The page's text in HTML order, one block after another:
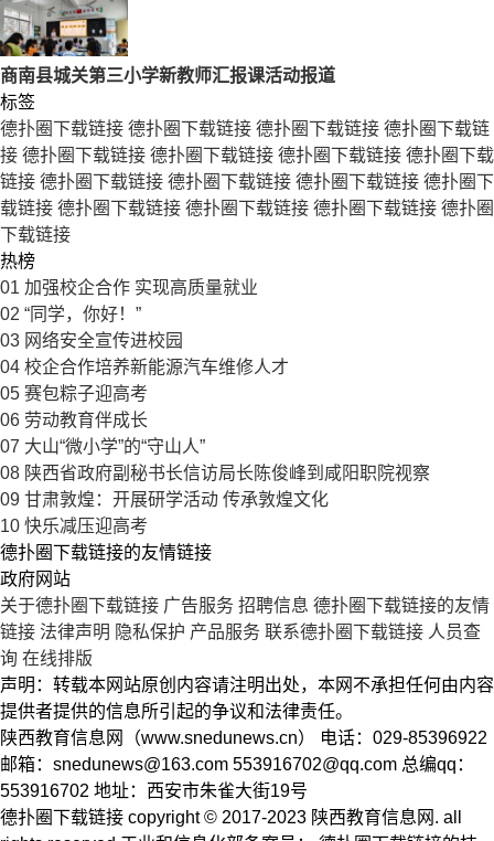
商南县城关第三小学新教师汇报课活动报道
标签
德扑圈下载链接 德扑圈下载链接 德扑圈下载链接 德扑圈下载链
接 德扑圈下载链接 德扑圈下载链接 德扑圈下载链接 德扑圈下载
链接 德扑圈下载链接 德扑圈下载链接 德扑圈下载链接 德扑圈下
载链接 德扑圈下载链接 德扑圈下载链接 德扑圈下载链接 德扑圈
下载链接
热榜
01 加强校企合作 实现高质量就业
02 “同学，你好！”
03 网络安全宣传进校园
04 校企合作培养新能源汽车维修人才
05 赛包粽子迎高考
06 劳动教育伴成长
07 大山“微小学”的“守山人”
08 陕西省政府副秘书长信访局长陈俊峰到咸阳职院视察
09 甘肃敦煌：开展研学活动 传承敦煌文化
10 快乐减压迎高考
德扑圈下载链接的友情链接
政府网站
关于德扑圈下载链接 广告服务 招聘信息 德扑圈下载链接的友情
链接 法律声明 隐私保护 产品服务 联系德扑圈下载链接 人员查
询 在线排版
声明：转载本网站原创内容请注明出处，本网不承担任何由内容
提供者提供的信息所引起的争议和法律责任。
陕西教育信息网（www.snedunews.cn） 电话：029-85396922
邮箱： snedunews@163.com 553916702@qq.com 总编qq：
553916702 地址：西安市朱雀大街19号
德扑圈下载链接 copyright © 2017-2023 陕西教育信息网. all